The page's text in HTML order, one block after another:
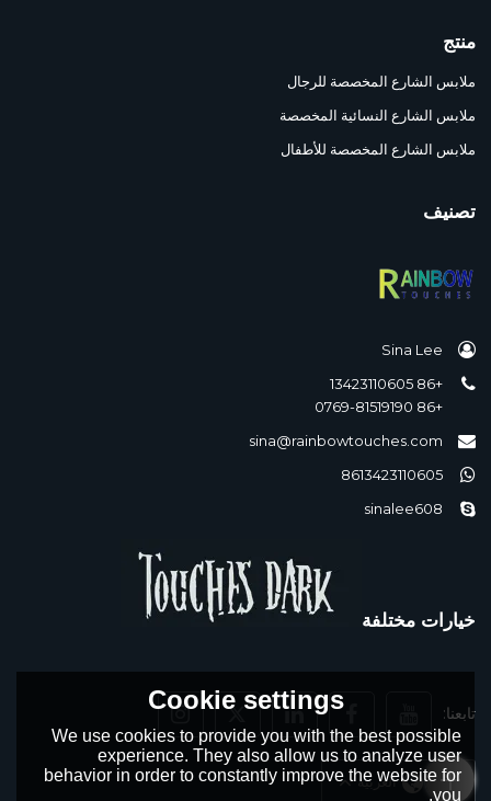
منتج
ملابس الشارع المخصصة للرجال
ملابس الشارع النسائية المخصصة
ملابس الشارع المخصصة للأطفال
تصنيف
Sina Lee
+86 13423110605
+86 0769-81519190
sina@rainbowtouches.com
8613423110605
sinalee608
خيارات مختلفة
تابعنا:
لغة: العربية
Cookie settings
We use cookies to provide you with the best possible
experience. They also allow us to analyze user
behavior in order to constantly improve the website for
you.